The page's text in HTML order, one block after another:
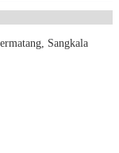
Sangkala